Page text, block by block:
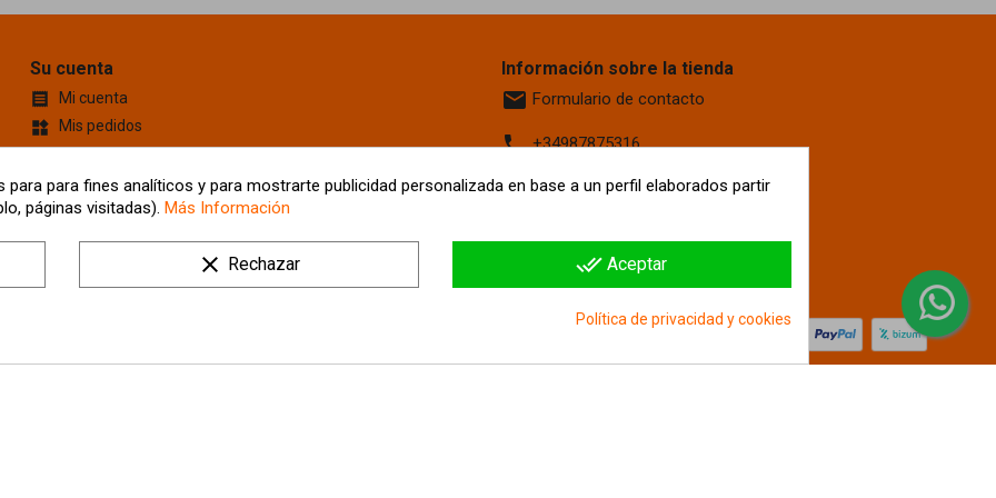
Su cuenta
 Mi cuenta
widgets Mis pedidos
Cupones de descuento
account_box Información personal
location_on Mis Direcciones
Tus ajustes de cookies
Información sobre la tienda
email Formulario de contacto
phone+34987875316
location_on Calle La Fontanilla, 6
para fines analíticos y para mostrarte publicidad personalizada en base a un perfil elaborados partir
páginas visitadas). Más Información
clear Rechazar done_all Aceptar
Política de privacidad y cookies